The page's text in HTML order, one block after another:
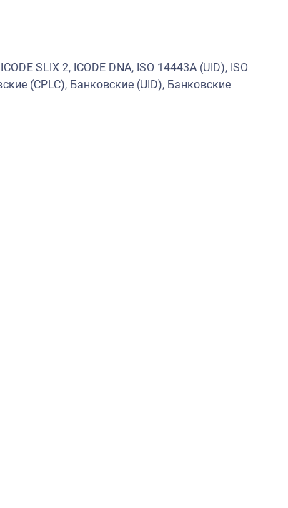
SLIX 2, ICODE DNA, ISO 14443A (UID), ISO
(CPLC), Банковские (UID), Банковские